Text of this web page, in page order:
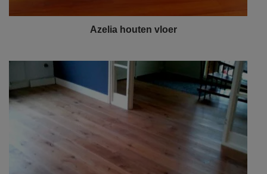
Azelia houten vloer